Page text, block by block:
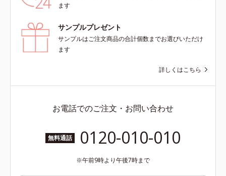
ます
サンプルプレゼント
サンプルはご注文商品の合計個数までお選びいただけ
ます
詳しくはこちら
お電話でのご注文・お問い合わせ
無料通話 0120-010-010
午前9時より午後7時まで